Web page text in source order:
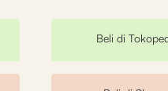
Beli di